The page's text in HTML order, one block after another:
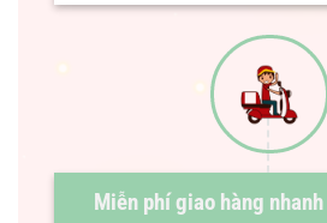
Miễn phí giao hàng